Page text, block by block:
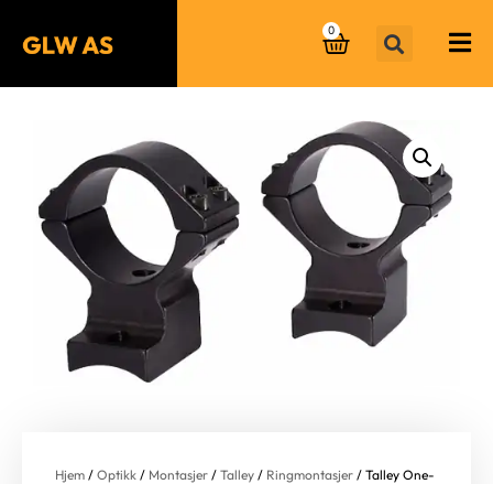
0
Hjem / Optikk / Montasjer / Talley / Ringmontasjer / Talley One-